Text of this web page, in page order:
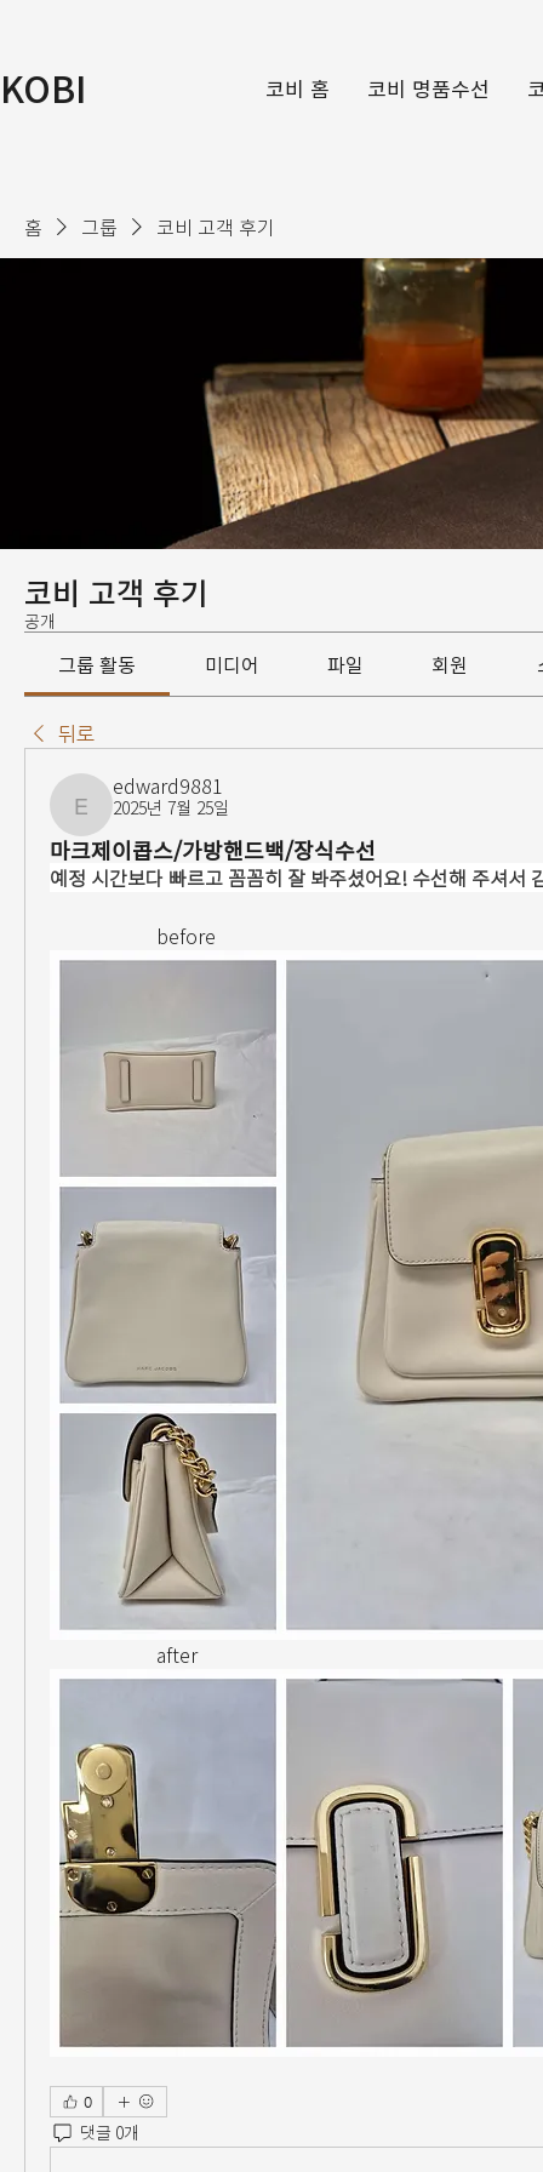
KOBI 코비 홈 코비 명품수선
홈 그룹 코비 고객 후기
코비 고객 후기
공개
그룹 활동 미디어 파일 회원
뒤로
edward9881
edward9881
2025년 7월 25일
마크제이콥스/가방핸드백/장식수선
예정 시간보다 빠르고 꼼꼼히 잘 봐주셨어요! 수선해 주셔서
                      before
                      after
0
댓글 0개